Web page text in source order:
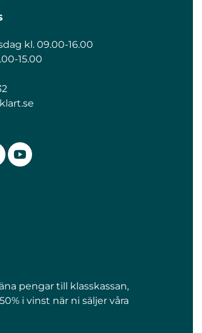
kl. 09.00-16.00
15.00
pengar till klasskassan,
i vinst när ni säljer våra